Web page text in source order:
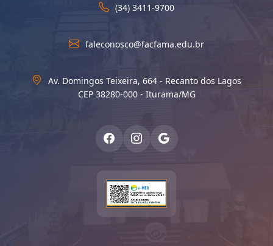
(34) 3411-9700
faleconosco@facfama.edu.br
Av. Domingos Teixeira, 664 - Recanto dos Lagos
CEP 38280-000 - Iturama/MG